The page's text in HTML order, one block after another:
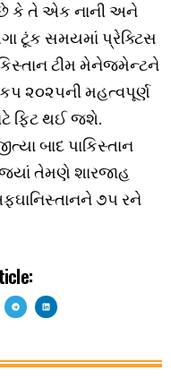
કે તે એક નાની અને
ટૂંક સમયમાં પ્રેક્ટિસ
ટીમ મેનેજમેન્ટને
૨૦૨૫ની મહત્વપૂર્ણ
ફિટ થઈ જશે.
બાદ પાકિસ્તાન
તેમણે શારજાહ
૭૫ રને